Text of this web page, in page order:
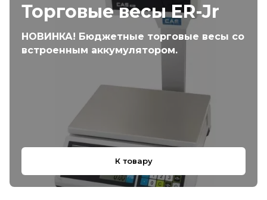
Торговые весы ER-Jr
НОВИНКА! Бюджетные торговые весы со
встроенным аккумулятором.
К товару